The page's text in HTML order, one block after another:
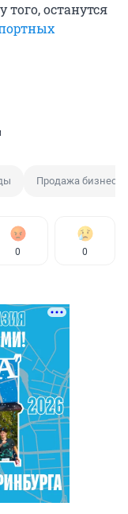
останутся
Продажа бизнеса
0 0